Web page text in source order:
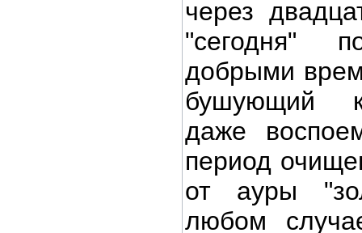
через
"сегодня"
добрыми
бушующий
даже
период
от ауры
любом